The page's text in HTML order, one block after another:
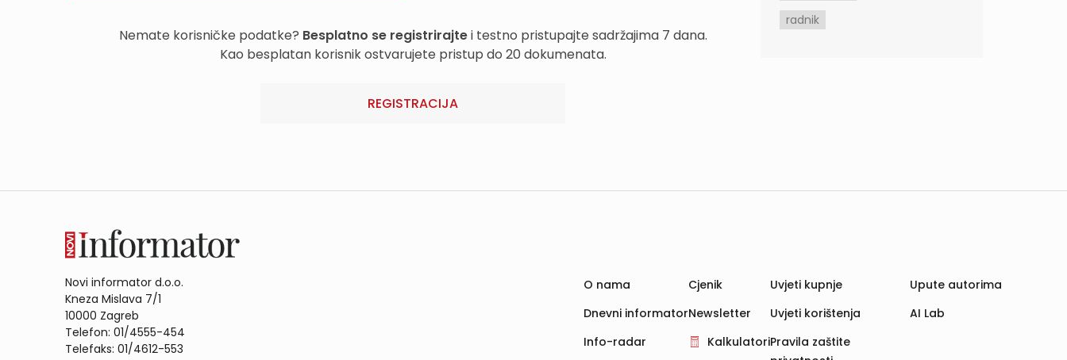
Nemate korisničke podatke? Besplatno se registrirajtei testno pristupajte sadržajima 7 dana.
Kao besplatan korisnik ostvarujete pristup do 20 dokumenata.
REGISTRACIJA
radnik
Novi informator d.o.o.
Kneza Mislava 7/1
10000 Zagreb
Telefon: 01/4555-454
Telefaks: 01/4612-553
O nama
Dnevni informator
Info-radar
Cjenik
Newsletter
Kalkulatori
Uvjeti kupnje
Uvjeti korištenja
Pravila zaštite
Upute autorima
AI Lab